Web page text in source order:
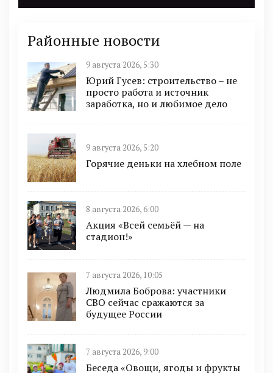
Районные новости
9 августа 2026, 5:30
Юрий Гусев: строительство – не
просто работа и источник
заработка, но и любимое дело
9 августа 2026, 5:20
Горячие деньки на хлебном поле
8 августа 2026, 6:00
Акция «Всей семьёй — на
стадион!»
7 августа 2026, 10:05
Людмила Боброва: участники
СВО сейчас сражаются за
будущее России
7 августа 2026, 9:00
Беседа «Овощи, ягоды и фрукты